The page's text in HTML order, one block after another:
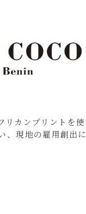
リカンプリントを使
、現地の雇用創出に